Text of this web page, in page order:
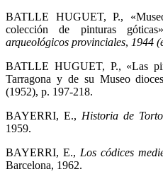
BATLLE HUGUET, P.,
colección de pinturas
arqueológicos provinciales, 1944
BATLLE HUGUET, P., «Las
Tarragona y de su Museo
(1952), p. 197-218.
BAYERRI, E., Historia de
1959.
BAYERRI, E., Los códices
Barcelona, 1962.